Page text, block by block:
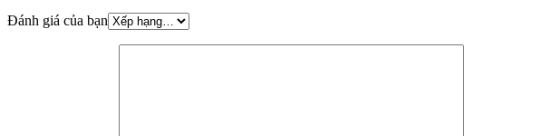
Đánh giá của bạn